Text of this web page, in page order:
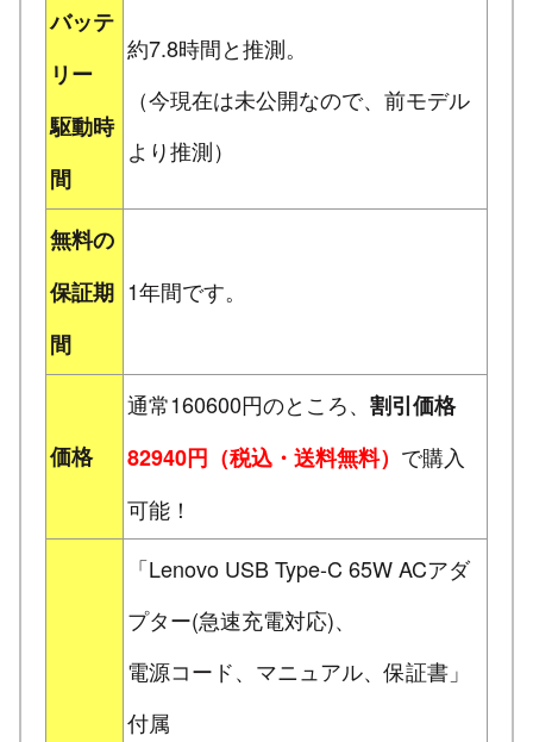
バッテ
リー
駆動時
間
約7.8時間と推測。
（今現在は未公開なので、前モデル
より推測）
無料の
保証期
間
1年間です。
価格
通常160600円のところ、 割引価格
82940円（税込・送料無料） で購入
可能！
「Lenovo USB Type-C 65W ACアダ
プター(急速充電対応)、
電源コード、マニュアル、保証書」
付属